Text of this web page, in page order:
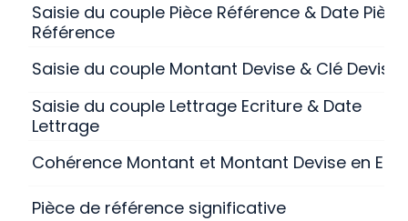
Saisie du couple Pièce Référence & Date Pièce
Référence
Saisie du couple Montant Devise & Clé Devise
Saisie du couple Lettrage Ecriture & Date
Lettrage
Cohérence Montant et Montant Devise en
Pièce de référence significative